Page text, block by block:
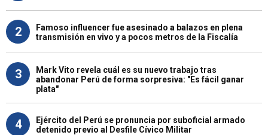
2
Famoso influencer fue asesinado a balazos en plena
transmisión en vivo y a pocos metros de la Fiscalía
3
Mark Vito revela cuál es su nuevo trabajo tras
abandonar Perú de forma sorpresiva: "Es fácil ganar
plata"
4
Ejército del Perú se pronuncia por suboficial armado
detenido previo al Desfile Cívico Militar